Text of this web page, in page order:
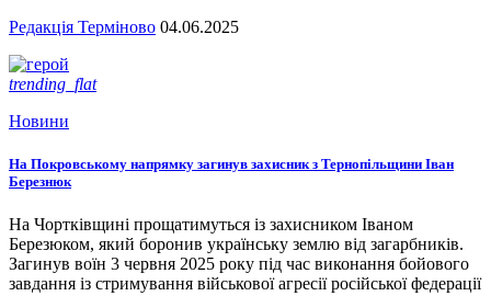
Редакція Терміново 04.06.2025
trending_flat
Новини
На Покровському напрямку загинув захисник з Тернопільщини Іван
Березнюк
На Чортківщині прощатимуться із захисником Іваном
Березюком, який боронив українську землю від загарбників.
Загинув воїн 3 червня 2025 року під час виконання бойового
завдання із стримування військової агресії російської федерації